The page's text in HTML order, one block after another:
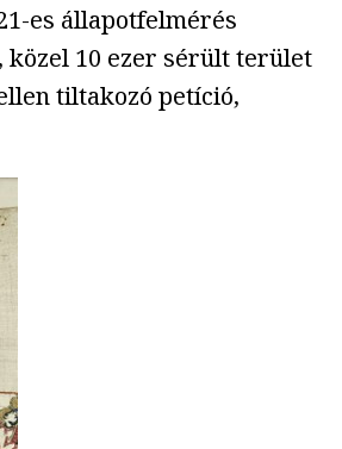
es állapotfelmérés
közel 10 ezer sérült terület
tiltakozó petíció,